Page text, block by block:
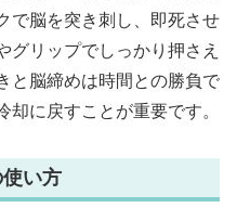
で脳を突き刺し、即死させ
グリップでしっかり押さえ
と脳締めは時間との勝負で
に戻すことが重要です。
い方